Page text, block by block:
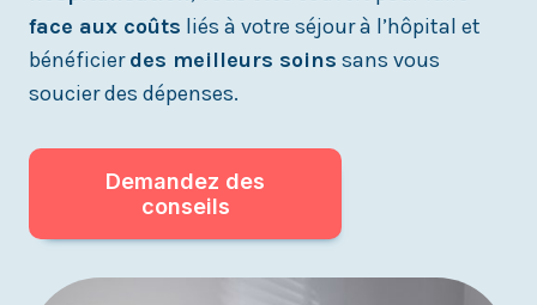
face aux coûts liés à votre séjour à l’hôpital et
bénéficierdes meilleurs soins sans vous
soucier des dépenses.
Demandez des
conseils